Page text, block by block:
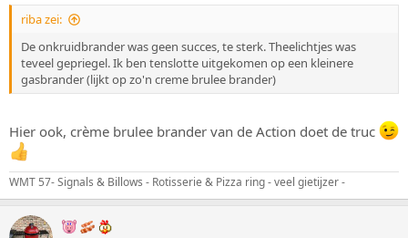
t
a
r
t
e
riba zei:
De onkruidbrander was geen succes, te sterk. Theelichtjes was
teveel gepriegel. Ik ben tenslotte uitgekomen op een kleinere
gasbrander (lijkt op zo'n creme brulee brander)
Hier ook, crème brulee brander van de Action doet de truc
WMT 57- Signals & Billows - Rotisserie & Pizza ring - veel gietijzer -